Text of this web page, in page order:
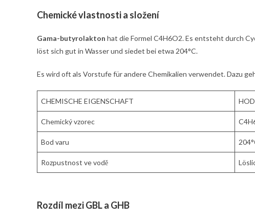
Chemické vlastnosti a složení
Gama-butyrolakton hat die Formel C4H6O2. Es entsteht durch
löst sich gut in Wasser und siedet bei etwa 204°C.
Es wird oft als Vorstufe für andere Chemikalien verwendet. Dazu
CHEMISCHE EIGENSCHAFT
Chemický vzorec
Bod varu
Rozpustnost ve vodě
Rozdíl mezi GBL a GHB